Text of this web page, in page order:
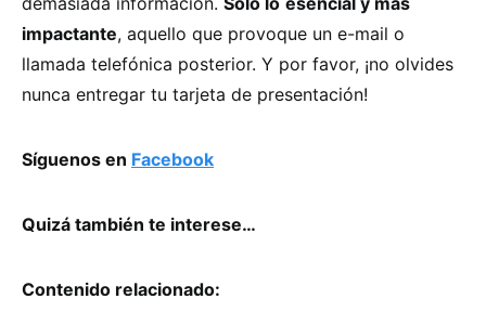
impactante, aquello que provoque un e-mail o
llamada telefónica posterior. Y por favor, ¡no olvides
nunca entregar tu tarjeta de presentación!
Síguenos en Facebook
Quizá también te interese…
Contenido relacionado: